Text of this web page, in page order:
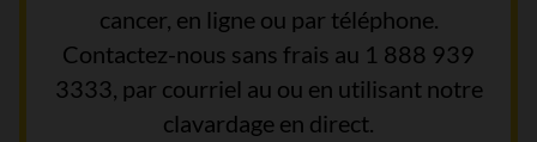
cancer, en ligne ou par téléphone.
Contactez-nous sans frais au 1 888 939
3333, par courriel au ou en utilisant notre
clavardage en direct.